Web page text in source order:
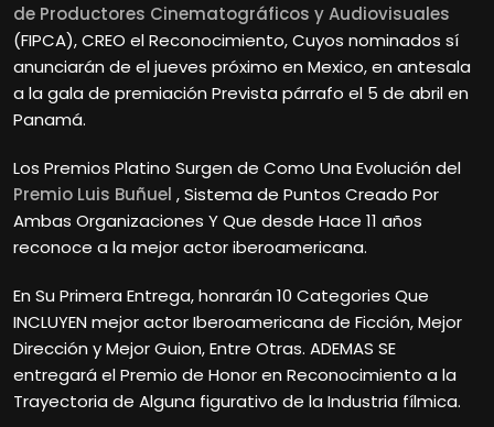
de Productores Cinematográficos y Audiovisuales
(FIPCA), CREO el Reconocimiento, Cuyos nominados sí
anunciarán de el jueves próximo en Mexico, en antesala
a la gala de premiación Prevista párrafo el 5 de abril en
Panamá.
Los Premios Platino Surgen de Como Una Evolución del
Premio Luis Buñuel , Sistema de Puntos Creado Por
Ambas Organizaciones Y Que desde Hace 11 años
reconoce a la mejor actor iberoamericana.
En Su Primera Entrega, honrarán 10 Categories Que
INCLUYEN mejor actor Iberoamericana de Ficción, Mejor
Dirección y Mejor Guion, Entre Otras. ADEMAS SE
entregará el Premio de Honor en Reconocimiento a la
Trayectoria de Alguna figurativo de la Industria fílmica.